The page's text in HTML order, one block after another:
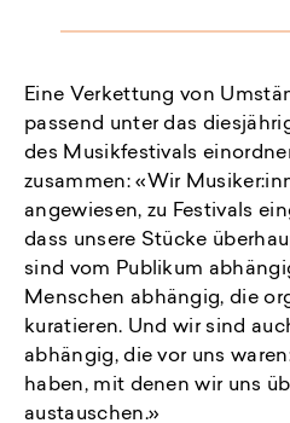
Eine Verkettung von
passend unter das
des Musikfestivals
zusammen: «Wir
angewiesen, zu Festivals
dass unsere Stücke
sind vom Publikum
Menschen abhängig, die
kuratieren. Und wir sind
abhängig, die vor uns
haben, mit denen wir uns
austauschen.»